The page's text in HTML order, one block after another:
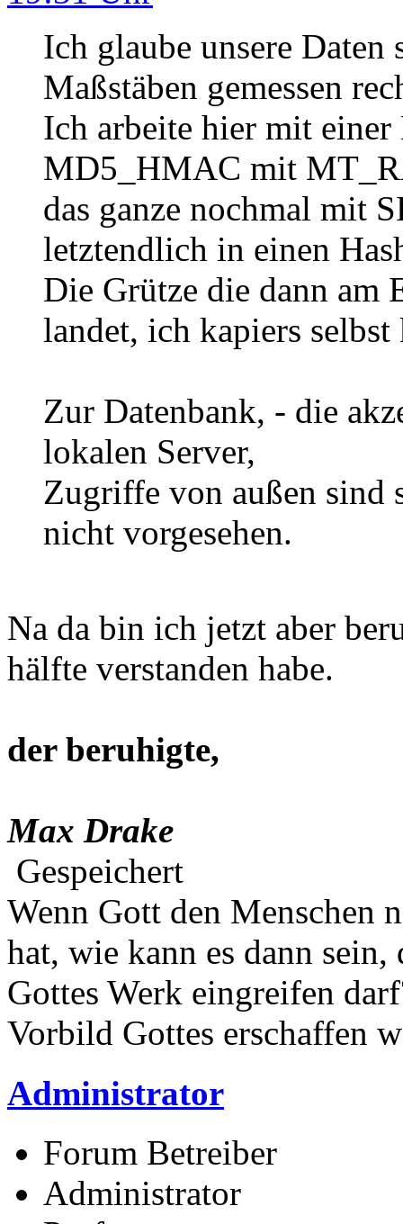
Ich glaube unsere
Maßstäben gemessen
Ich arbeite hier mit
MD5_HMAC mit
das ganze nochmal mit
letztendlich in einen
Die Grütze die dann am
landet, ich kapiers
Zur Datenbank, - die
lokalen Server,
Zugriffe von außen sind
nicht vorgesehen.
Na da bin ich jetzt aber
hälfte verstanden habe.
der beruhigte,
Max Drake
Gespeichert
Wenn Gott den Menschen
hat, wie kann es dann
Gottes Werk eingreifen
Vorbild Gottes erschaffen
Administrator
Forum Betreiber
Administrator